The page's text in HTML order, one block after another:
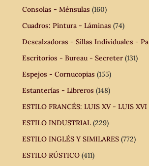
Consolas - Ménsulas (160)
Cuadros: Pintura - Láminas (74)
Descalzadoras - Sillas Individuales -
Escritorios - Bureau - Secreter (131)
Espejos - Cornucopias (155)
Estanterías - Libreros (148)
ESTILO FRANCÉS: LUIS XV - LUIS XVI
ESTILO INDUSTRIAL (229)
ESTILO INGLÉS Y SIMILARES (772)
ESTILO RÚSTICO (411)